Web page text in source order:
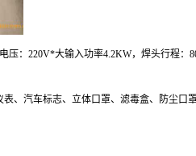
220V*大输入功率4.2KW，焊头行程：
汽车标志、立体口罩、滤毒盒、防尘口